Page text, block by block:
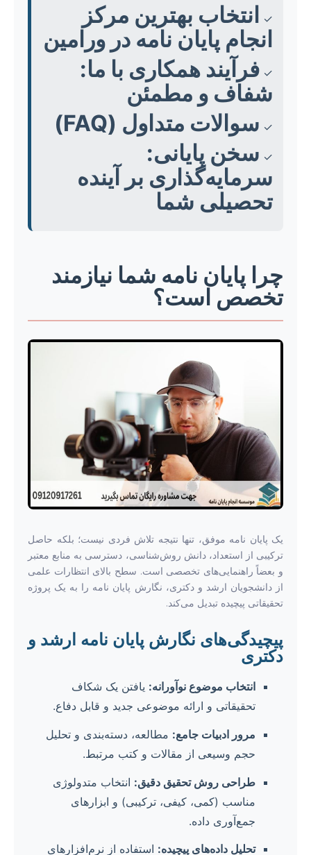
✓
انتخاب بهترین مرکز
انجام پایان نامه در ورامین
✓ فرآیند همکاری با ما:
شفاف و مطمئن
✓ سوالات متداول (FAQ)
✓ سخن پایانی:
سرمایه‌گذاری بر آینده
تحصیلی شما
چرا پایان نامه شما نیازمند
تخصص است؟
یک پایان نامه موفق، تنها نتیجه تلاش فردی نیست؛ بلکه حاصل
ترکیبی از استعداد، دانش روش‌شناسی، دسترسی به منابع معتبر
و بعضاً راهنمایی‌های تخصصی است. سطح بالای انتظارات علمی
از دانشجویان ارشد و دکتری، نگارش پایان نامه را به یک پروژه
تحقیقاتی پیچیده تبدیل می‌کند.
پیچیدگی‌های نگارش پایان نامه ارشد و
دکتری
انتخاب موضوع نوآورانه: یافتن یک شکاف
تحقیقاتی و ارائه موضوعی جدید و قابل دفاع.
مرور ادبیات جامع: مطالعه، دسته‌بندی و تحلیل
حجم وسیعی از مقالات و کتب مرتبط.
طراحی روش تحقیق دقیق: انتخاب متدولوژی
مناسب (کمی، کیفی، ترکیبی) و ابزارهای
جمع‌آوری داده.
تحلیل داده‌های پیچیده: استفاده از نرم‌افزارهای